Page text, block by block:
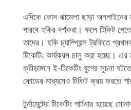
এদিকে কোন ঝামেলা ছাড়া অনলাইনের
পারবে হকির দর্শকরা। ফলে টিকিট
তাদের। হকি চ্যাম্পিয়ন্স ট্রফিতে
টিকেটিং কার্যক্রম চালু করা হচ্ছে। এর
ক্রীড়াঙ্গনে ই-টিকেটিং যুগের সুচনা
কোডের মাধ্যমেও টিকিট ক্রয় করতে
টুর্নামেন্টের টিকেটিং পার্টনার হয়েছে